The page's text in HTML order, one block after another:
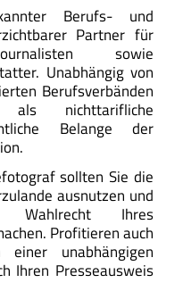
Berufs- und
Partner für
sowie
Unabhängig von
Berufsverbänden
nichttarifliche
Belange der
sollten Sie die
ausnutzen und
Wahlrecht Ihres
Profitieren auch
unabhängigen
Ihren Presseausweis